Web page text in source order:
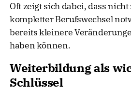
Oft zeigt sich dabei, dass
kompletter Berufswechsel
bereits kleinere
haben können.
Weiterbildung als
Schlüssel